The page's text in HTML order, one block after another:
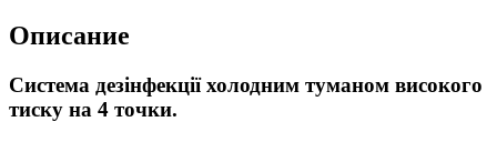
Описание
Система дезінфекції холодним туманом високого
тиску на 4 точки.